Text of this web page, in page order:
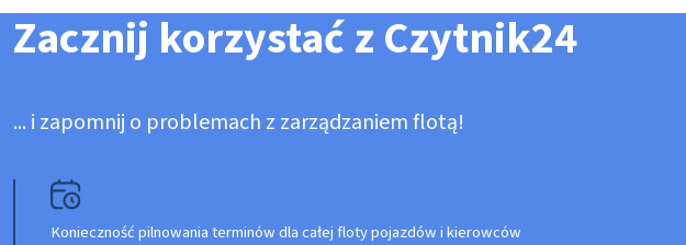
Zacznij korzystać z Czytnik24
... i zapomnij o problemach z zarządzaniem flotą!
Konieczność pilnowania terminów dla całej floty pojazdów i kierowców